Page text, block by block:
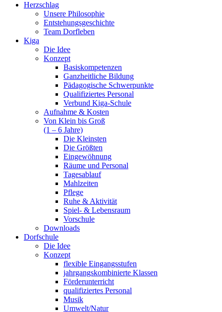
Herzschlag
Unsere Philosophie
Entstehungsgeschichte
Team Dorfleben
Kiga
Die Idee
Konzept
Basiskompetenzen
Ganzheitliche Bildung
Pädagogische Schwerpunkte
Qualifiziertes Personal
Verbund Kiga-Schule
Aufnahme & Kosten
Von Klein bis Groß
(1 – 6 Jahre)
Die Kleinsten
Die Größten
Eingewöhnung
Räume und Personal
Tagesablauf
Mahlzeiten
Pflege
Ruhe & Aktivität
Spiel- & Lebensraum
Vorschule
Downloads
Dorfschule
Die Idee
Konzept
flexible Eingangsstufen
jahrgangskombinierte Klassen
Förderunterricht
qualifiziertes Personal
Musik
Umwelt/Natur